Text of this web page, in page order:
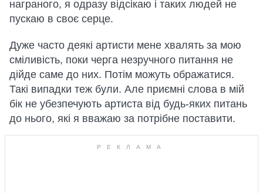
награного, я одразу відсікаю і таких людей не
пускаю в своє серце.
Дуже часто деякі артисти мене хвалять за мою
сміливість, поки черга незручного питання не
дійде саме до них. Потім можуть ображатися.
Такі випадки теж були. Але приємні слова в мій
бік не убезпечують артиста від будь-яких питань
до нього, які я вважаю за потрібне поставити.